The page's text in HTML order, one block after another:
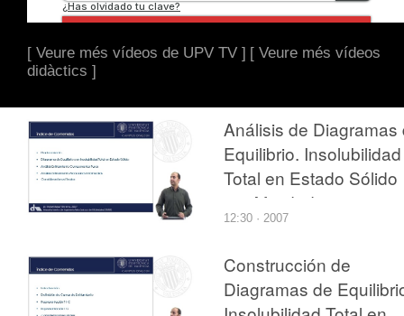
[ Veure més vídeos de UPV TV ] [ Veure més vídeos
didàctics ]
Análisis de Diagramas
Equilibrio. Insolubilidad
Total en Estado Sólido
sin Afinidad entre
Componentes
12:30 · 2007
Construcción de
Diagramas de